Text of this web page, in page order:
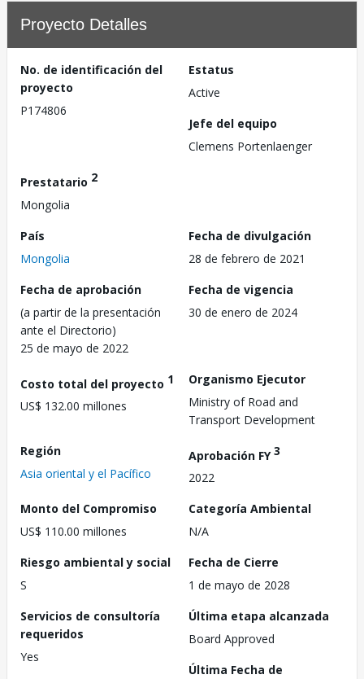
Proyecto Detalles
No. de identificación del
proyecto
P174806
Estatus
Active
Jefe del equipo
Clemens Portenlaenger
Prestatario 2
Mongolia
País
Mongolia
Fecha de divulgación
28 de febrero de 2021
Fecha de aprobación
(a partir de la presentación
ante el Directorio)
25 de mayo de 2022
Fecha de vigencia
30 de enero de 2024
Costo total del proyecto 1
US$ 132.00 millones
Organismo Ejecutor
Ministry of Road and
Transport Development
Región
Asia oriental y el Pacífico
Aprobación FY3
2022
Monto del Compromiso
US$ 110.00 millones
Categoría Ambiental
N/A
Riesgo ambiental y social
S
Fecha de Cierre
1 de mayo de 2028
Servicios de consultoría
requeridos
Yes
Última etapa alcanzada
Board Approved
Última Fecha de